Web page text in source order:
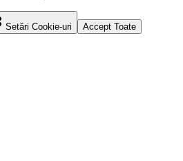
Setări Cookie-uri Accept Toate